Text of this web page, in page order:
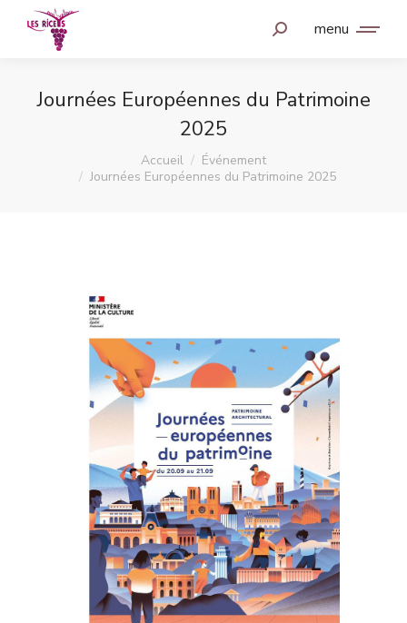
menu
Journées Européennes du Patrimoine
2025
Accueil
Événement
Journées Européennes du Patrimoine 2025